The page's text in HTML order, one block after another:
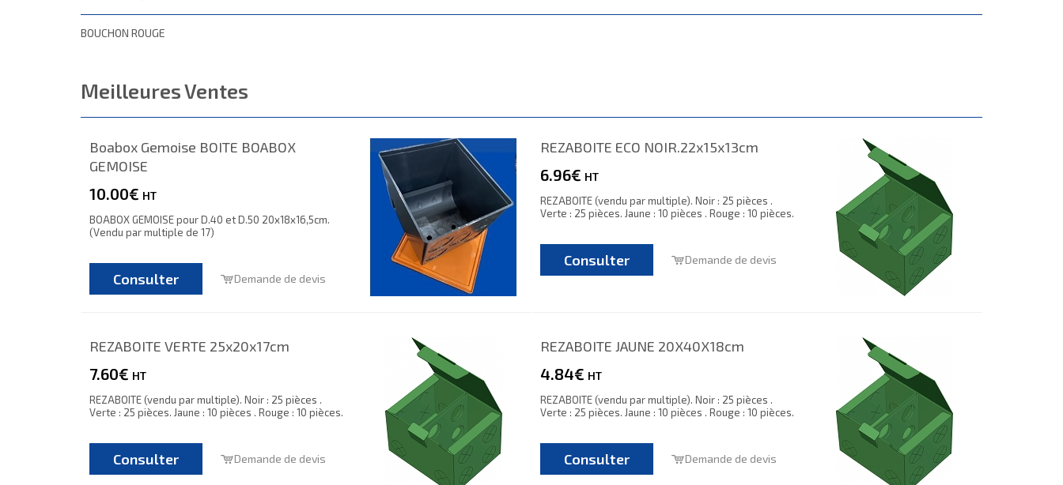
BOUCHON ROUGE
Meilleures Ventes
Boabox Gemoise BOITE BOABOX
GEMOISE
10.00€ HT
BOABOX GEMOISE pour D.40 et D.50 20x18x16,5cm.
(Vendu par multiple de 17)
Consulter Demande de devis
REZABOITE ECO NOIR.22x15x13cm
6.96€ HT
REZABOITE (vendu par multiple). Noir : 25 pièces .
Verte : 25 pièces. Jaune : 10 pièces . Rouge : 10 pièces.
Consulter Demande de devis
REZABOITE VERTE 25x20x17cm
7.60€ HT
REZABOITE (vendu par multiple). Noir : 25 pièces .
Verte : 25 pièces. Jaune : 10 pièces . Rouge : 10 pièces.
Consulter Demande de devis
REZABOITE JAUNE 20X40X18cm
4.84€ HT
REZABOITE (vendu par multiple). Noir : 25 pièces .
Verte : 25 pièces. Jaune : 10 pièces . Rouge : 10 pièces.
Consulter Demande de devis